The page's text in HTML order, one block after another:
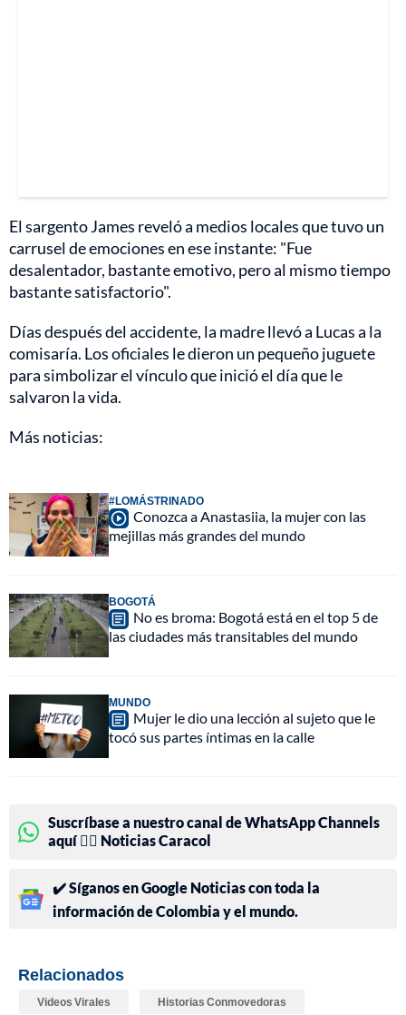
El sargento James reveló a medios locales que tuvo un
carrusel de emociones en ese instante: "Fue
desalentador, bastante emotivo, pero al mismo tiempo
bastante satisfactorio".
Días después del accidente, la madre llevó a Lucas a la
comisaría. Los oficiales le dieron un pequeño juguete
para simbolizar el vínculo que inició el día que le
salvaron la vida.
Más noticias:
#LOMÁSTRINADO
Conozca a Anastasiia, la mujer con las
mejillas más grandes del mundo
BOGOTÁ
No es broma: Bogotá está en el top 5 de
las ciudades más transitables del mundo
MUNDO
Mujer le dio una lección al sujeto que le
tocó sus partes íntimas en la calle
Suscríbase a nuestro canal de WhatsApp Channels
aquí 👉🏻 Noticias Caracol
✔️ Síganos en Google Noticias con toda la
información de Colombia y el mundo.
Relacionados
Videos Virales Historias Conmovedoras